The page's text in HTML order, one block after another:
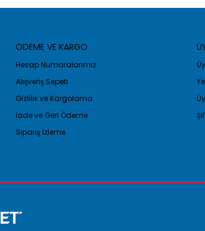
ÖDEME VE KARGO
Hesap Numaralarımız
Alışveriş Sepeti
Gizlilik ve Kargolama
İade ve Geri Ödeme
Sipariş İzleme